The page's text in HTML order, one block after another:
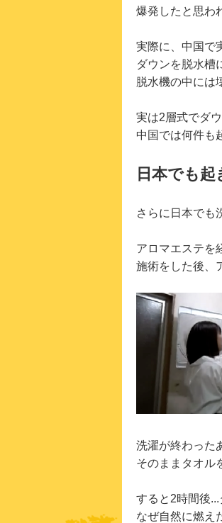
爆発したと思わ
実際に、中国で
ダウンを脱水槽
脱水機の中には
実は2層式でダ
中国では何件も
日本でも
さらに日本でも
アロマエステを
施術をした後、
洗濯が終わった
そのままタオル
すると2時間後
なぜ自然に燃え